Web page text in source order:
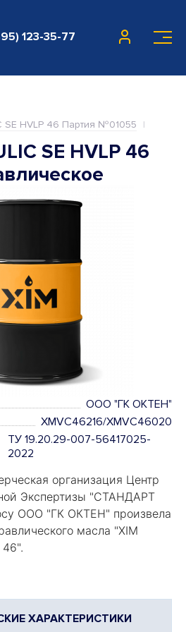
123-35-77
SE HVLP 46 Партия №01055
SE HVLP 46
ООО "ГК ОКТЕН"
XMVC46216/XMVC46020
ТУ 19.20.29-007-56417025-
2022
организация Центр
Экспертизы "СТАНДАРТ
ООО "ГК ОКТЕН" произвела
масла "XIM
46".
ХАРАКТЕРИСТИКИ